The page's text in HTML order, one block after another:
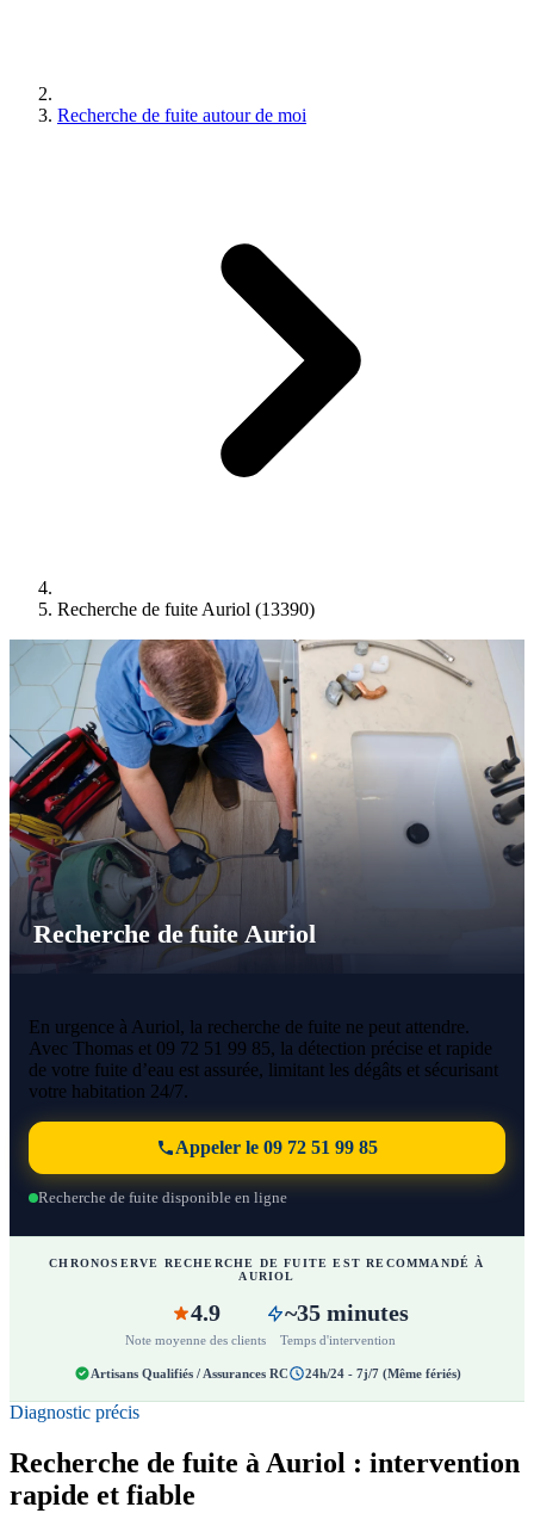
Recherche de fuite autour de moi
Recherche de fuite Auriol (13390)
Recherche de fuite Auriol
En urgence à Auriol, la recherche de fuite ne peut attendre.
Avec Thomas et 09 72 51 99 85, la détection précise et rapide
de votre fuite d’eau est assurée, limitant les dégâts et sécurisant
votre habitation 24/7.
Appeler le 09 72 51 99 85
Recherche de fuite disponible en ligne
CHRONOSERVE RECHERCHE DE FUITE EST RECOMMANDÉ À
AURIOL
4.9
Note moyenne des clients
~35 minutes
Temps d'intervention
Artisans Qualifiés / Assurances RC 24h/24 - 7j/7 (Même fériés)
Diagnostic précis
Recherche de fuite à Auriol : intervention
rapide et fiable